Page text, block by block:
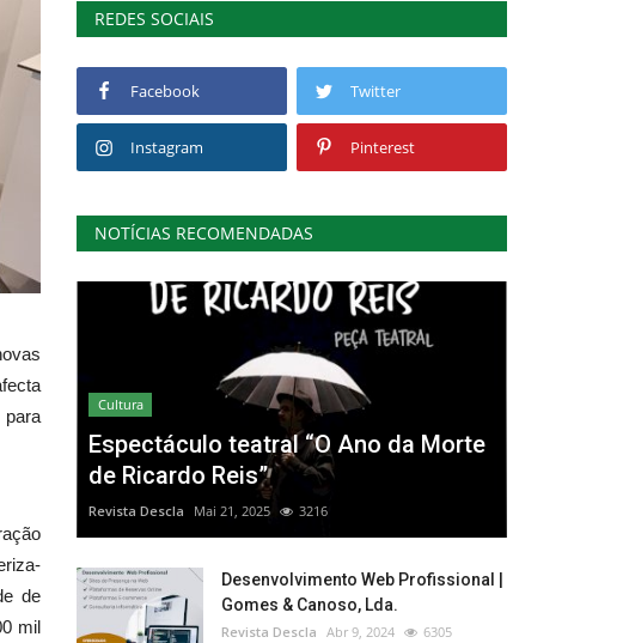
para
de
mil
REDES SOCIAIS
Facebook Twitter
Instagram Pinterest
NOTÍCIAS RECOMENDADAS
Cultura
Espectáculo teatral “O Ano da Morte
de Ricardo Reis”
Revista Descla Mai 21, 2025 3216
Desenvolvimento Web Profissional |
Gomes & Canoso, Lda.
Revista Descla Abr 9, 2024 6305